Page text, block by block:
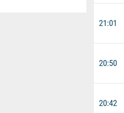
21:01
20:50
20:42